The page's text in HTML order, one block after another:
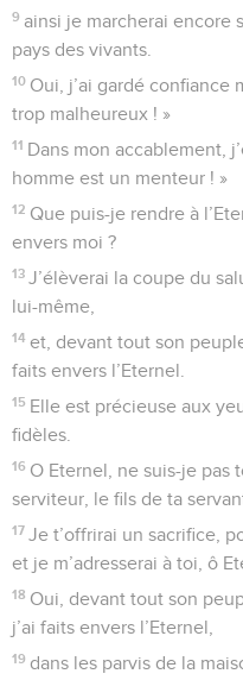
9 ainsi je marcherai encore
pays des vivants.
10 Oui, j’ai gardé confiance
trop malheureux ! »
11 Dans mon accablement,
homme est un menteur ! »
12 Que puis-je rendre à
envers moi ?
13 J’élèverai la coupe du
lui-même,
14 et, devant tout son
faits envers l’Eternel.
15 Elle est précieuse aux
fidèles.
16 O Eternel, ne suis-je pas
serviteur, le fils de ta
17 Je t’offrirai un sacrifice,
et je m’adresserai à toi, ô
18 Oui, devant tout son
j’ai faits envers l’Eternel,
19 dans les parvis de la